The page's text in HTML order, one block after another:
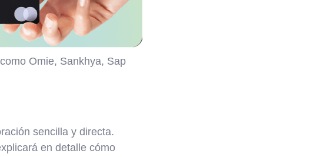
Omie, Sankhya, Sap
sencilla y directa.
en detalle cómo